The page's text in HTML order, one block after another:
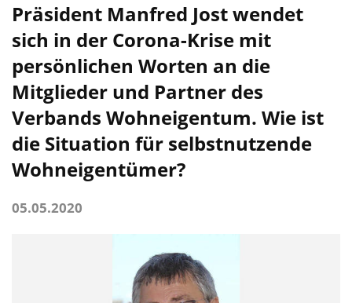
Präsident Manfred Jost wendet
sich in der Corona-Krise mit
persönlichen Worten an die
Mitglieder und Partner des
Verbands Wohneigentum. Wie ist
die Situation für selbstnutzende
Wohneigentümer?
05.05.2020